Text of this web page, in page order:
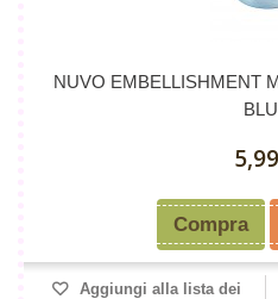
NUVO EMBELLISHMENT
Compra
Aggiungi alla lista dei